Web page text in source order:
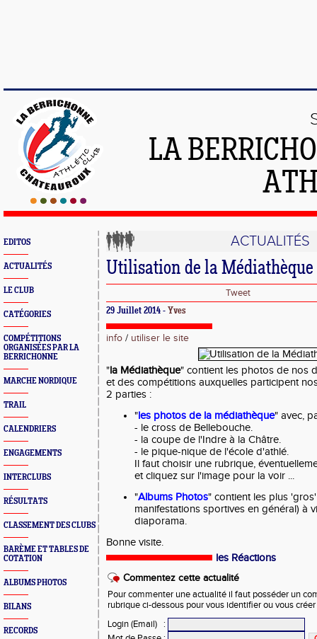
LA
EDITOS
ACTUALITÉS
LE CLUB
CATÉGORIES
COMPÉTITIONS
ORGANISÉES PAR LA
BERRICHONNE
MARCHE NORDIQUE
TRAIL
CALENDRIERS
ENGAGEMENTS
INTERCLUBS
RÉSULTATS
CLASSEMENT DES CLUBS
BARÈME ET TABLES DE
COTATION
ALBUMS PHOTOS
BILANS
RECORDS
ACTUALITÉS
Utilisation de la Médiathèque
Tweet
29 Juillet 2014 - Yves
info / utiliser le site
"la Médiathèque" contient les photos de nos
et des compétitions auxquelles participent
2 parties :
"les photos de la médiathèque" avec,
- le cross de Bellebouche.
- la coupe de l'Indre à la Châtre.
- le pique-nique de l'école d'athlé.
Il faut choisir une rubrique,
et cliquez sur l'image pour la voir ...
"Albums Photos" contient les plus
manifestations sportives en général) à
diaporama.
Bonne visite.
les Réactions
Commentez cette actualité
Pour commenter une actualité il faut posséder un
rubrique ci-dessous pour vous identifier ou vous
Login (Email)
: